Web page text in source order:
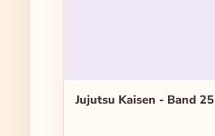
Jujutsu Kaisen - Band 25